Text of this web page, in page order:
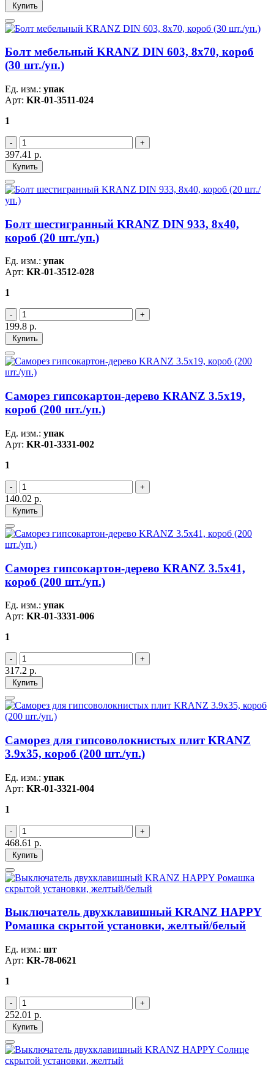
Купить
Болт мебельный KRANZ DIN 603, 8х70, короб
(30 шт./уп.)
Ед. изм.: упак
Арт: KR-01-3511-024
1
397.41 р.
Купить
Болт шестигранный KRANZ DIN 933, 8х40,
короб (20 шт./уп.)
Ед. изм.: упак
Арт: KR-01-3512-028
1
199.8 р.
Купить
Саморез гипсокартон-дерево KRANZ 3.5х19,
короб (200 шт./уп.)
Ед. изм.: упак
Арт: KR-01-3331-002
1
140.02 р.
Купить
Саморез гипсокартон-дерево KRANZ 3.5х41,
короб (200 шт./уп.)
Ед. изм.: упак
Арт: KR-01-3331-006
1
317.2 р.
Купить
Саморез для гипсоволокнистых плит KRANZ
3.9х35, короб (200 шт./уп.)
Ед. изм.: упак
Арт: KR-01-3321-004
1
468.61 р.
Купить
Выключатель двухклавишный KRANZ HAPPY
Ромашка скрытой установки, желтый/белый
Ед. изм.: шт
Арт: KR-78-0621
1
252.01 р.
Купить